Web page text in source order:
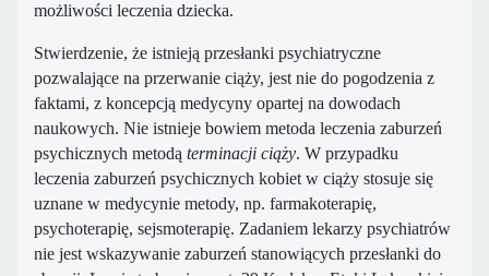
możliwości leczenia dziecka.
Stwierdzenie, że istnieją przesłanki psychiatryczne
pozwalające na przerwanie ciąży, jest nie do pogodzenia z
faktami, z koncepcją medycyny opartej na dowodach
naukowych. Nie istnieje bowiem metoda leczenia zaburzeń
psychicznych metodą terminacji ciąży. W przypadku
leczenia zaburzeń psychicznych kobiet w ciąży stosuje się
uznane w medycynie metody, np. farmakoterapię,
psychoterapię, sejsmoterapię. Zadaniem lekarzy psychiatrów
nie jest wskazywanie zaburzeń stanowiących przesłanki do